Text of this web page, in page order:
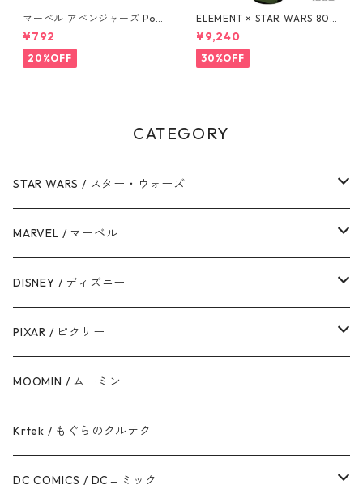
マーベル アベンジャーズ Pow
ers Unite 16pcペーパーナプ
キン MARVEL 紙ナプキン Ave
ngers
¥792
20%OFF
ELEMENT × STAR WARS 80S
BOBA FETT SKATEBOARD D
ECK ボバ・フェット スケート
ボードデッキ エレメント スタ
ー・ウォーズ
¥9,240
30%OFF
CATEGORY
STAR WARS / スター・ウォーズ
ダース・ベイダー
ストームトルーパー
ハン・ソロ
ドロイド
ボバ・フェット / マンダロリアン
ジェダイ・オーダー
MARVEL / マーベル
マーベルコミック
アベンジャーズ
スパイダーマン
アイアンマン
キャプテン・アメリカ
DISNEY / ディズニー
ディズニーフレンズ
ディズニープリンセス
ディズニーヴィランズ
シンデレラ
PIXAR / ピクサー
トイ・ストーリー
モンスターズ・インク / ユニバーシティ
カーズ
MOOMIN / ムーミン
Krtek / もぐらのクルテク
DC COMICS / DCコミック